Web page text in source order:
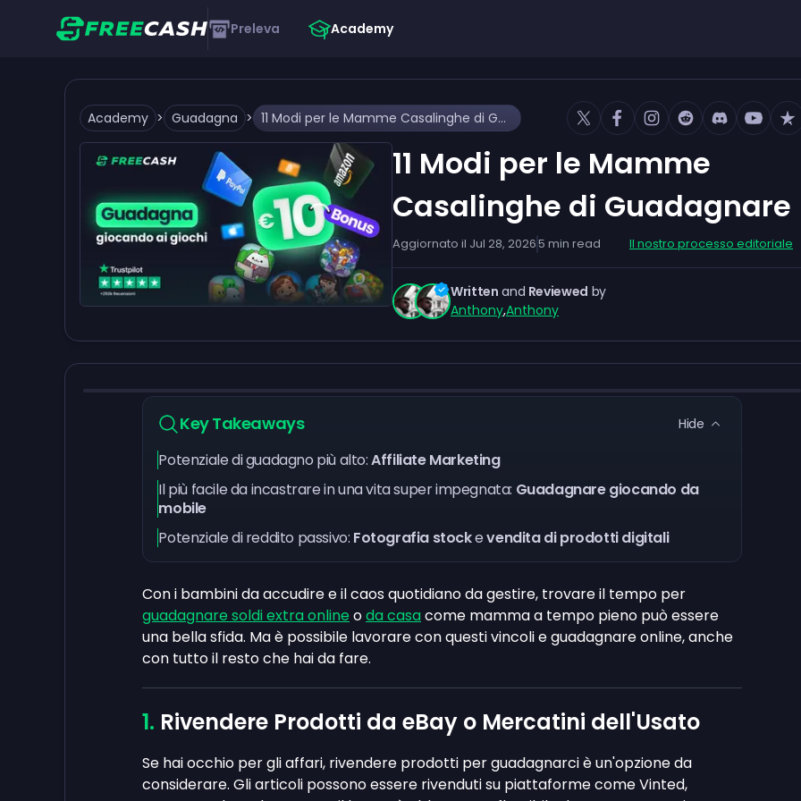
Preleva Academy
Academy > Guadagna > 11 Modi per le Mamme Casalinghe di Guadagnare
11 Modi per le Mamme
Casalinghe di Guadagnare
Aggiornato il Jul 28, 20265 min read Il nostro processo editoriale
Written and Reviewed by
Anthony,Anthony
Key Takeaways Hide
Potenziale di guadagno più alto:Affiliate Marketing
Il più facile da incastrare in una vita super impegnata: Guadagnare giocando da
mobile
Potenziale di reddito passivo: Fotografia stockevendita di prodotti digitali
Con i bambini da accudire e il caos quotidiano da gestire, trovare il tempo per
guadagnare soldi extra online oda casacome mamma a tempo pieno può essere
una bella sfida. Ma è possibile lavorare con questi vincoli e guadagnare online, anche
con tutto il resto che hai da fare.
Rivendere Prodotti da eBay o Mercatini dell'Usato
Se hai occhio per gli affari, rivendere prodotti per guadagnarci è un'opzione da
considerare. Gli articoli possono essere rivenduti su piattaforme come Vinted,